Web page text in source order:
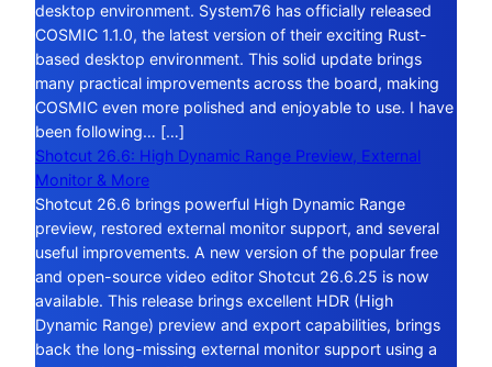
desktop environment. System76 has officially released
COSMIC 1.1.0, the latest version of their exciting Rust-
based desktop environment. This solid update brings
many practical improvements across the board, making
COSMIC even more polished and enjoyable to use. I have
been following… […]
Shotcut 26.6: High Dynamic Range Preview, External
Monitor & More
Shotcut 26.6 brings powerful High Dynamic Range
preview, restored external monitor support, and several
useful improvements. A new version of the popular free
and open-source video editor Shotcut 26.6.25 is now
available. This release brings excellent HDR (High
Dynamic Range) preview and export capabilities, brings
back the long-missing external monitor support using a